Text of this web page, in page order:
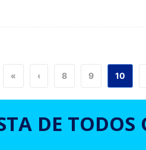
« ‹ 8 9 10
DE TODOS